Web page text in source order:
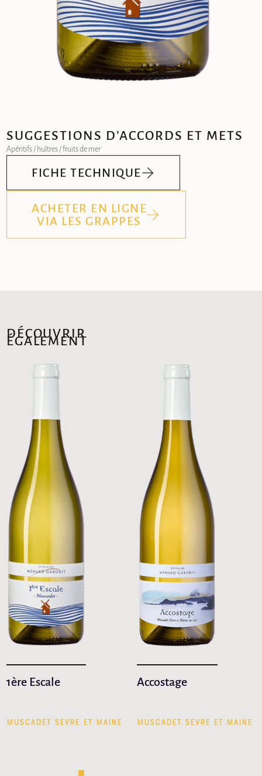
SUGGESTIONS D’ACCORDS ET METS
Apéritifs / huîtres / fruits de mer
FICHE TECHNIQUE
ACHETER EN LIGNE
VIA LES GRAPPES
DÉCOUVRIR
ÉGALEMENT
1ère Escale
MUSCADET SÈVRE ET MAINE
Accostage
MUSCADET SÈVRE ET MAINE